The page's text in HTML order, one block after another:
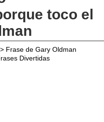
toco el
> Frase de Gary Oldman
Divertidas